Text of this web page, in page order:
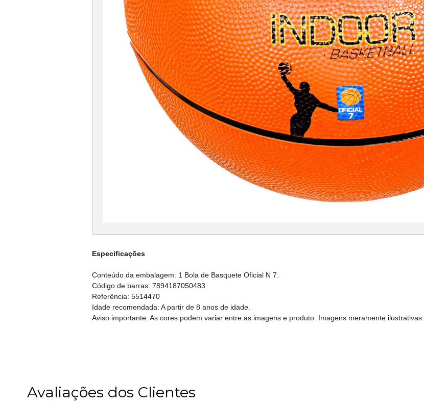
Especificações
Conteúdo da embalagem: 1 Bola de Basquete Oficial N 7.
Código de barras: 7894187050483
Referência: 5514470
Idade recomendada: A partir de 8 anos de idade.
Aviso importante: As cores podem variar entre as imagens e produto. Imagens meramente ilustrativas.
Avaliações dos Clientes